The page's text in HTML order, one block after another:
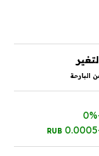
البارحة
-
-
RUB